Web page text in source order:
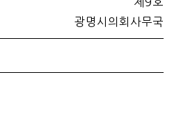
광명시의회사무국